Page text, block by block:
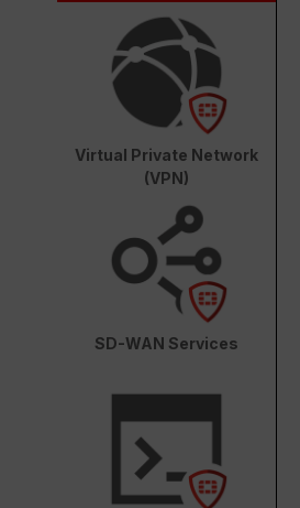
Virtual Private Network
(VPN)
SD-WAN Services